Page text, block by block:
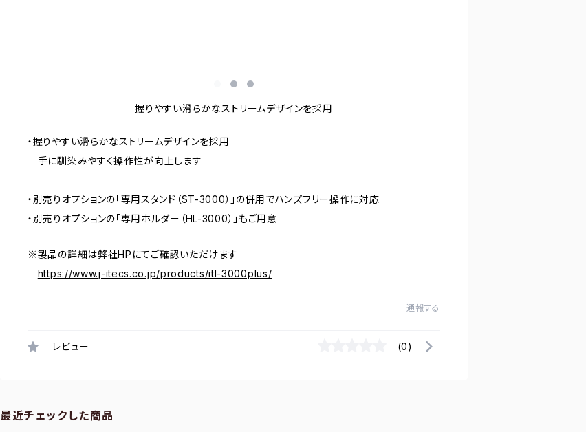
握りやすい滑らかなストリームデザインを採用
・握りやすい滑らかなストリームデザインを採用
手に馴染みやすく操作性が向上します
・別売りオプションの「専用スタンド（ST-3000）」の併用でハンズフリー操作に対応
・別売りオプションの「専用ホルダー（HL-3000）」もご用意
※製品の詳細は弊社HPにてご確認いただけます
https://www.j-itecs.co.jp/products/itl-3000plus/
通報する
レビュー (0)
最近チェックした商品